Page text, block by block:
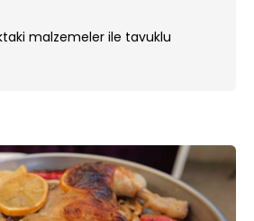
malzemeler ile tavuklu